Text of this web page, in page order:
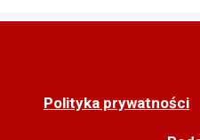
Polityka prywatności